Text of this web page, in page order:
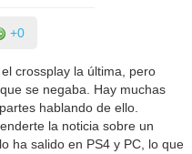
+0
crossplay la última, pero
se negaba. Hay muchas
hablando de ello.
la noticia sobre un
ha salido en PS4 y PC, lo que